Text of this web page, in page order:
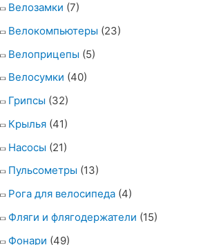
Велозамки (7)
Велокомпьютеры (23)
Велоприцепы (5)
Велосумки (40)
Грипсы (32)
Крылья (41)
Насосы (21)
Пульсометры (13)
Рога для велосипеда (4)
Фляги и флягодержатели (15)
Фонари (49)